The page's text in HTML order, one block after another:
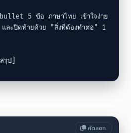
bullet 5 ข้อ ภาษาไทย เข้าใจง่าย
และปิดท้ายด้วย "สิ่งที่ต้องทำต่อ" 1 ข้อ
รุป]
คัดลอก